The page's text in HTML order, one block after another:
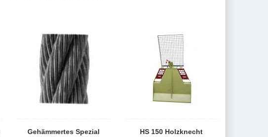
Gehämmertes Spezial
HS 150 Holzknecht